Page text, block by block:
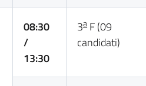
08:30
/
13:30
3a F (09
candidati)